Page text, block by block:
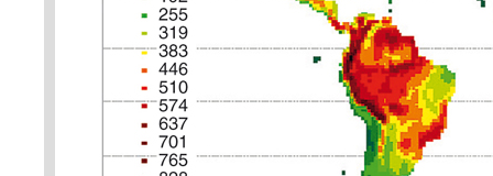
Konžská pánev, jsou na to,
relativně chudé. Podle: D.